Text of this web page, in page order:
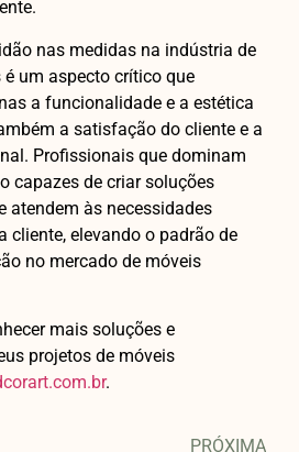
nas medidas na indústria de
um aspecto crítico que
a funcionalidade e a estética
a satisfação do cliente e a
Profissionais que dominam
capazes de criar soluções
atendem às necessidades
cliente, elevando o padrão de
no mercado de móveis
mais soluções e
projetos de móveis
.
PRÓXIMA